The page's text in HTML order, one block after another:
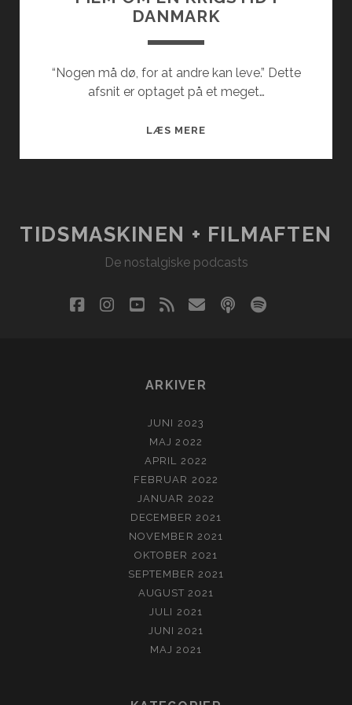
DANMARK
“Nogen må dø, for at andre kan leve.” Dette
afsnit er optaget på et meget…
LÆS MERE
TIDSMASKINEN + FILMAFTEN
De nostalgiske podcasts
facebookinstagram
youtube
rss emailpodcastspotify
ARKIVER
JUNI 2023
MAJ 2022
APRIL 2022
FEBRUAR 2022
JANUAR 2022
DECEMBER 2021
NOVEMBER 2021
OKTOBER 2021
SEPTEMBER 2021
AUGUST 2021
JULI 2021
JUNI 2021
MAJ 2021